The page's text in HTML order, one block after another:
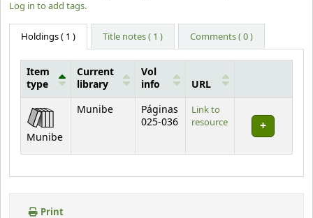
Log in to add tags.
Holdings( 1 ) Title notes ( 1 ) Comments ( 0 )
Holdings
Item
type
Current
library
Vol
info
URL
Munibe
Munibe
Páginas
025-036
Link to
resource
Print